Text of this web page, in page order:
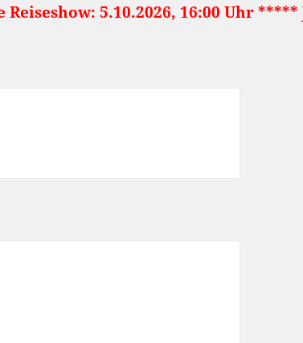
16:00 Uhr ***** Japan: